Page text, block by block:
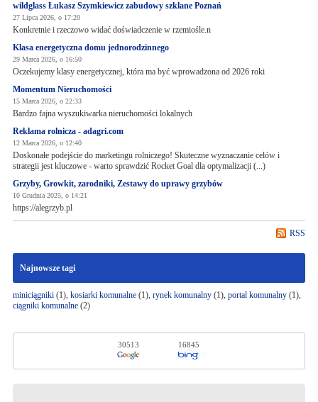
wildglass Łukasz Szymkiewicz zabudowy szklane Poznań
27 Lipca 2026, o 17:20
Konkretnie i rzeczowo widać doświadczenie w rzemiośle.n
Klasa energetyczna domu jednorodzinnego
29 Marca 2026, o 16:50
Oczekujemy klasy energetycznej, która ma być wprowadzona od 2026 roki
Momentum Nieruchomości
15 Marca 2026, o 22:33
Bardzo fajna wyszukiwarka nieruchomości lokalnych
Reklama rolnicza - adagri.com
12 Marca 2026, o 12:40
Doskonałe podejście do marketingu rolniczego! Skuteczne wyznaczanie celów i
strategii jest kluczowe - warto sprawdzić Rocket Goal dla optymalizacji (...)
Grzyby, Growkit, zarodniki, Zestawy do uprawy grzybów
10 Grudnia 2025, o 14:21
https://alegrzyb.pl
RSS
Najnowsze tagi
miniciągniki(1), kosiarki komunalne(1), rynek komunalny(1), portal komunalny(1),
ciągniki komunalne(2)
30513 16845